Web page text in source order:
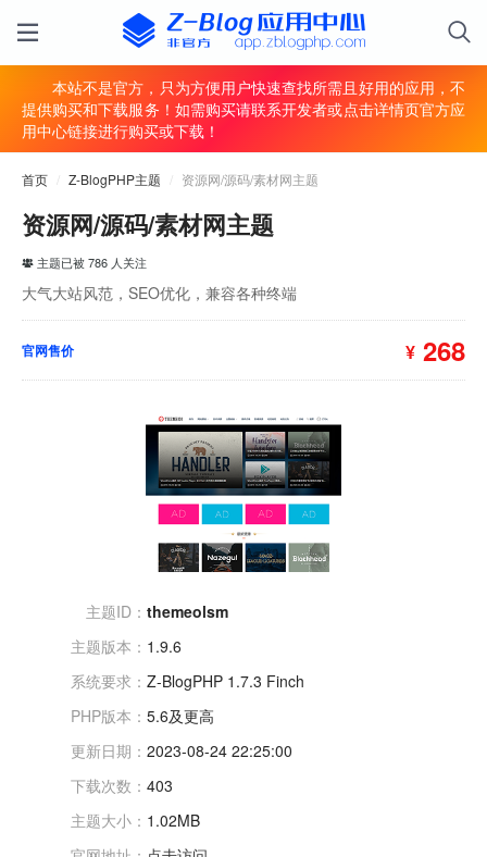
本站不是官方，只为方便用户快速查找所需且好用的应用，不
提供购买和下载服务！如需购买请联系开发者或点击详情页官方应
用中心链接进行购买或下载！
首页 Z-BlogPHP主题 资源网/源码/素材网主题
资源网/源码/素材网主题
主题已被 786 人关注
大气大站风范，SEO优化，兼容各种终端
¥ 268
官网售价
主题ID： themeolsm
主题版本： 1.9.6
系统要求： Z-BlogPHP 1.7.3 Finch
PHP版本： 5.6及更高
更新日期： 2023-08-24 22:25:00
下载次数： 403
主题大小： 1.02MB